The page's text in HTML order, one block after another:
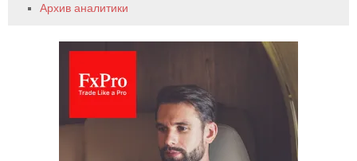
Архив аналитики